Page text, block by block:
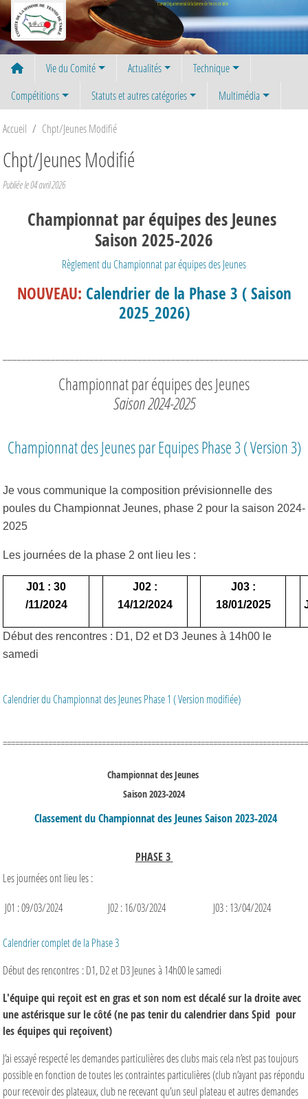
Comité Départemental de la Somme de Tennis de Table
Vie du Comité Actualités
Technique
Compétitions
Statuts et autres catégories Multimédia
Accueil Chpt/Jeunes Modifié
Chpt/Jeunes Modifié
Publiée le04 avril 2026
Championnat par équipes des Jeunes
Saison 2025-2026
Règlement du Championnat par équipes des Jeunes
NOUVEAU: Calendrier de la Phase 3 ( Saison
2025_2026)
Championnat par équipes des Jeunes
Saison 2024-2025
Championnat des Jeunes par Equipes Phase 3 ( Version 3)
Je vous communique la composition prévisionnelle des
poules du Championnat Jeunes, phase 2 pour la saison 2024-
2025
Les journées de la phase 2 ont lieu les :
J01 : 30
/11/2024
J02 :
14/12/2024
J03 :
18/01/2025
Début des rencontres : D1, D2 et D3 Jeunes à 14h00 le
samedi
Calendrier du Championnat des Jeunes Phase 1 ( Version modifiée)
Championnat des Jeunes
Saison 2023-2024
Classement du Championnat des Jeunes Saison 2023-2024
PHASE 3
Les journées ont lieu les :
J01 : 09/03/2024 J02 : 16/03/2024 J03 : 13/04/2024
Calendrier complet de la Phase 3
Début des rencontres : D1, D2 et D3 Jeunes à 14h00 le samedi
L'équipe qui reçoit est en gras et son nom est décalé sur la droite avec
une astérisque sur le côté (ne pas tenir du calendrier dans Spid pour
les équipes qui reçoivent)
J’ai essayé respecté les demandes particulières des clubs mais cela n’est pas toujours
possible en fonction de toutes les contraintes particulières (club n’ayant pas répondu
pour recevoir des plateaux, club ne recevant qu’un seul plateau et autres demandes
Panneau de gestion des cookies